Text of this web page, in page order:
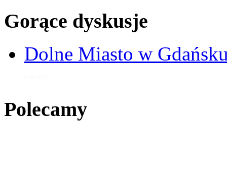
Gorące dyskusje
Dolne Miasto w
Polecamy